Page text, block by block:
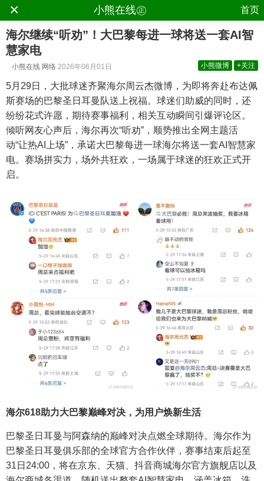
× 小熊在线㊣ 首页
海尔继续“听劝”！大巴黎每进一球将送一套AI智
慧家电
小熊在线 网络 2026年06月01日 小熊微博 +关注
5月29日，大批球迷齐聚海尔周云杰微博，为即将奔赴布达佩
斯赛场的巴黎圣日耳曼队送上祝福。球迷们助威的同时，还
纷纷花式许愿，期待赛事福利，相关互动瞬间引爆评论区。
倾听网友心声后，海尔再次“听劝”，顺势推出全网主题活
动“让热AI上场”，承诺大巴黎每进一球海尔将送一套AI智慧家
电。赛场拼实力，场外共狂欢，一场属于球迷的狂欢正式开
启。
海尔618助力大巴黎巅峰对决，为用户焕新生活
巴黎圣日耳曼与阿森纳的巅峰对决点燃全球期待。海尔作为
巴黎圣日耳曼俱乐部的全球官方合作伙伴，赛事结束后起至
31日24:00，将在京东、天猫、抖音商城海尔官方旗舰店以及